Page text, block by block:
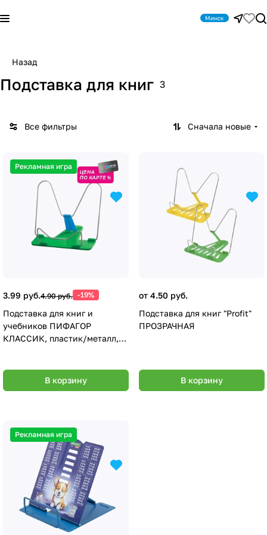
Минск
Назад
Подставка для книг 3
Все фильтры Сначала новые
Рекламная игра
3.99 руб.4.90 руб. -19%
Подставка для книг и
учебников ПИФАГОР
КЛАССИК, пластик/металл,
В корзину
от 4.50 руб.
Подставка для книг "Profit"
ПРОЗРАЧНАЯ
В корзину
Рекламная игра